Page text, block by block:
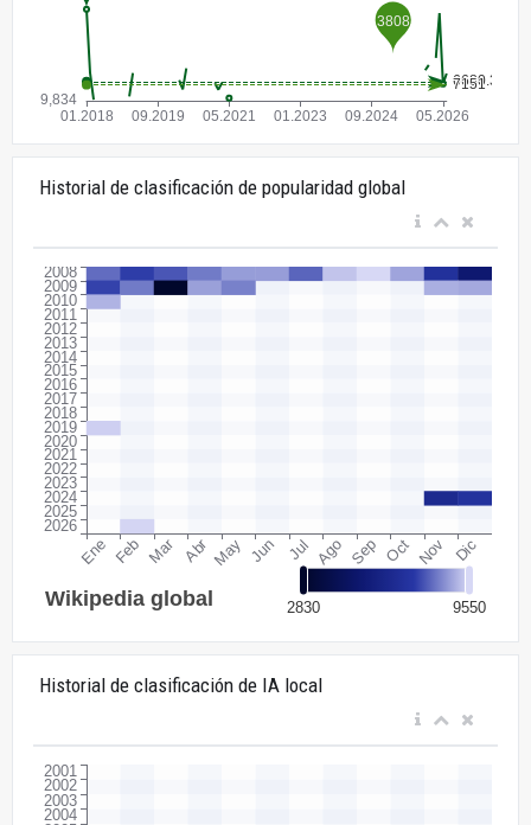
Historial de clasificación de popularidad global
Historial de clasificación de IA local